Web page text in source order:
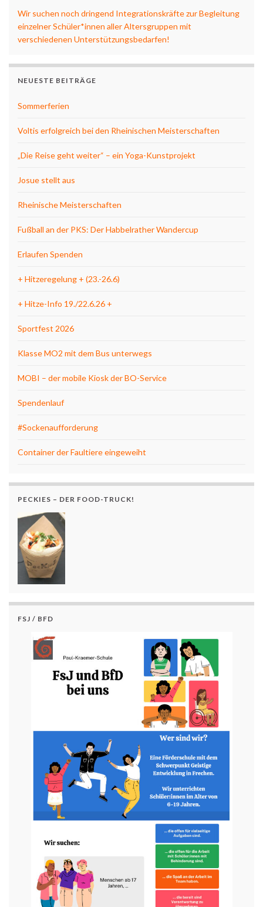
Wir suchen noch dringend Integrationskräfte zur Begleitung
einzelner Schüler*innen aller Altersgruppen mit
verschiedenen Unterstützungsbedarfen!
NEUESTE BEITRÄGE
Sommerferien
Voltis erfolgreich bei den Rheinischen Meisterschaften
„Die Reise geht weiter“ – ein Yoga-Kunstprojekt
Josue stellt aus
Rheinische Meisterschaften
Fußball an der PKS: Der Habbelrather Wandercup
Erlaufen Spenden
+ Hitzeregelung + (23.-26.6)
+ Hitze-Info 19./22.6.26 +
Sportfest 2026
Klasse MO2 mit dem Bus unterwegs
MOBI – der mobile Kiosk der BO-Service
Spendenlauf
#Sockenaufforderung
Container der Faultiere eingeweiht
PECKIES – DER FOOD-TRUCK!
FSJ / BFD